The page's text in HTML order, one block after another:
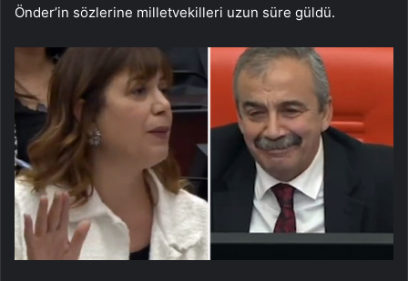
Önder’in sözlerine milletvekilleri uzun süre güldü.